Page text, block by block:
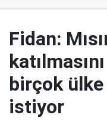
Fidan:
birçok
istiyor